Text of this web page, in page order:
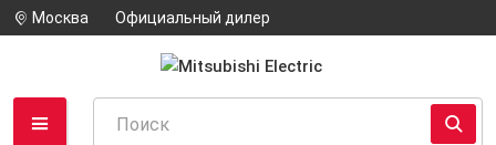
Москва Официальный дилер